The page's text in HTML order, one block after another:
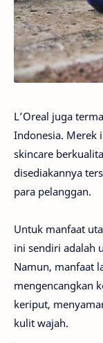
L’Oreal juga
Indonesia. Merek
skincare
disediakannya
para pelanggan.
Untuk manfaat
ini sendiri adalah
Namun, manfaat
mengencangkan
keriput,
kulit wajah.